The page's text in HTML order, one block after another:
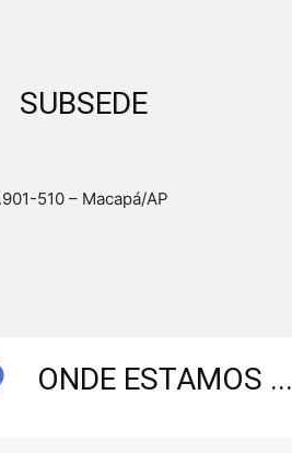
SUBSEDE
510 – Macapá/AP
ONDE ESTAMOS ...